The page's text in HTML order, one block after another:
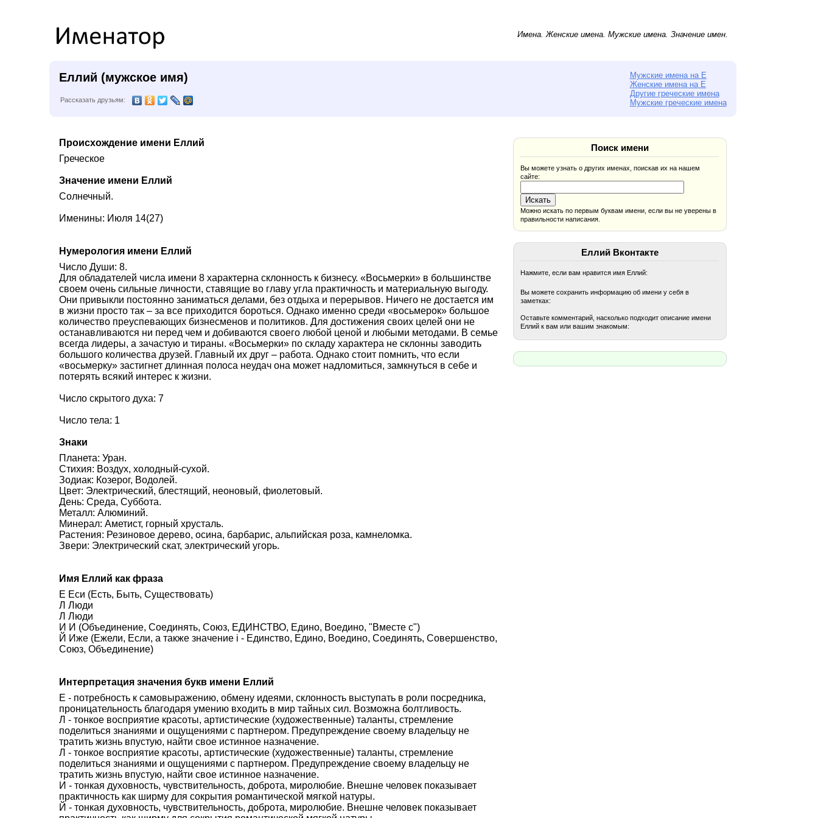
Имена.Женские имена.Мужские имена. Значение имен.
Еллий (мужское имя)
Мужские имена на Е
Женские имена на Е
Другие греческие имена
Мужские греческие имена
Рассказать друзьям:
Происхождение имени Еллий
Греческое
Значение имени Еллий
Солнечный.
Именины: Июля 14(27)
Нумерология имени Еллий
Число Души: 8.
Для обладателей числа имени 8 характерна склонность к бизнесу. «Восьмерки» в большинстве
своем очень сильные личности, ставящие во главу угла практичность и материальную выгоду.
Они привыкли постоянно заниматься делами, без отдыха и перерывов. Ничего не достается им
в жизни просто так – за все приходится бороться. Однако именно среди «восьмерок» большое
количество преуспевающих бизнесменов и политиков. Для достижения своих целей они не
останавливаются ни перед чем и добиваются своего любой ценой и любыми методами. В семье
всегда лидеры, а зачастую и тираны. «Восьмерки» по складу характера не склонны заводить
большого количества друзей. Главный их друг – работа. Однако стоит помнить, что если
«восьмерку» застигнет длинная полоса неудач она может надломиться, замкнуться в себе и
потерять всякий интерес к жизни.
Число скрытого духа: 7
Число тела: 1
Знаки
Планета: Уран.
Стихия: Воздух, холодный-сухой.
Зодиак: Козерог, Водолей.
Цвет: Электрический, блестящий, неоновый, фиолетовый.
День: Среда, Суббота.
Металл: Алюминий.
Минерал: Аметист, горный хрусталь.
Растения: Резиновое дерево, осина, барбарис, альпийская роза, камнеломка.
Звери: Электрический скат, электрический угорь.
Имя Еллий как фраза
Е Еси (Есть, Быть, Существовать)
Л Люди
Л Люди
И И (Объединение, Соединять, Союз, ЕДИНСТВО, Едино, Воедино, "Вместе с")
Й Иже (Ежели, Если, а также значение i - Единство, Едино, Воедино, Соединять, Совершенство,
Союз, Объединение)
Интерпретация значения букв имени Еллий
Е - потребность к самовыражению, обмену идеями, склонность выступать в роли посредника,
проницательность благодаря умению входить в мир тайных сил. Возможна болтливость.
Л - тонкое восприятие красоты, артистические (художественные) таланты, стремление
поделиться знаниями и ощущениями с партнером. Предупреждение своему владельцу не
тратить жизнь впустую, найти свое истинное назначение.
Л - тонкое восприятие красоты, артистические (художественные) таланты, стремление
поделиться знаниями и ощущениями с партнером. Предупреждение своему владельцу не
тратить жизнь впустую, найти свое истинное назначение.
И - тонкая духовность, чувствительность, доброта, миролюбие. Внешне человек показывает
практичность как ширму для сокрытия романтической мягкой натуры.
Й - тонкая духовность, чувствительность, доброта, миролюбие. Внешне человек показывает
Поиск имени
Вы можете узнать о других именах, поискав их на нашем
сайте:
Можно искать по первым буквам имени, если вы не уверены в
правильности написания.
Еллий Вконтакте
Нажмите, если вам нравится имя Еллий:
Вы можете сохранить информацию об имени у себя в
заметках:
Оставьте комментарий, насколько подходит описание имени
Еллий к вам или вашим знакомым: